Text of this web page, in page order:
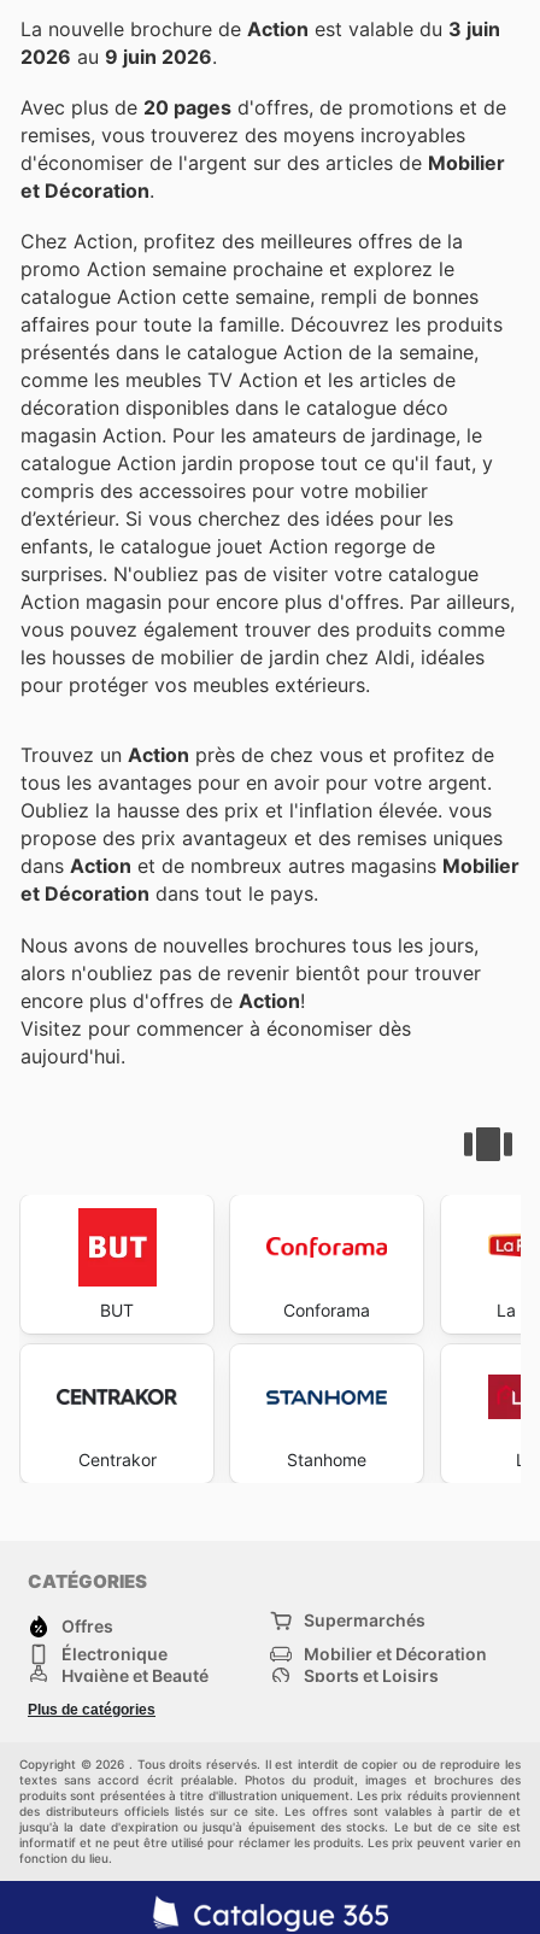
La nouvelle brochure de Action est valable du 3 juin
2026 au 9 juin 2026.
Avec plus de 20 pages d'offres, de promotions et de
remises, vous trouverez des moyens incroyables
d'économiser de l'argent sur des articles de Mobilier
et Décoration.
Chez Action, profitez des meilleures offres de la
promo Action semaine prochaine et explorez le
catalogue Action cette semaine, rempli de bonnes
affaires pour toute la famille. Découvrez les produits
présentés dans le catalogue Action de la semaine,
comme les meubles TV Action et les articles de
décoration disponibles dans le catalogue déco
magasin Action. Pour les amateurs de jardinage, le
catalogue Action jardin propose tout ce qu'il faut, y
compris des accessoires pour votre mobilier
d’extérieur. Si vous cherchez des idées pour les
enfants, le catalogue jouet Action regorge de
surprises. N'oubliez pas de visiter votre catalogue
Action magasin pour encore plus d'offres. Par ailleurs,
vous pouvez également trouver des produits comme
les housses de mobilier de jardin chez Aldi, idéales
pour protéger vos meubles extérieurs.
Trouvez un Action près de chez vous et profitez de
tous les avantages pour en avoir pour votre argent.
Oubliez la hausse des prix et l'inflation élevée. vous
propose des prix avantageux et des remises uniques
dans Action et de nombreux autres magasins Mobilier
et Décoration dans tout le pays.
Nous avons de nouvelles brochures tous les jours,
alors n'oubliez pas de revenir bientôt pour trouver
encore plus d'offres de Action!
Visitez pour commencer à économiser dès
aujourd'hui.
BUT
Centrakor
Conforama
Stanhome
La
CATÉGORIES
Offres
Supermarchés
Électronique
Mobilier et Décoration
Hygiène et Beauté
Sports et Loisirs
Mode
Bricolage, jardin et
Plus de catégories
Copyright © 2026 . Tous droits réservés. Il est interdit de copier ou de reproduire les
textes sans accord écrit préalable. Photos du produit, images et brochures des
produits sont présentées à titre d'illustration uniquement. Les prix réduits proviennent
des distributeurs officiels listés sur ce site. Les offres sont valables à partir de et
jusqu'à la date d'expiration ou jusqu'à épuisement des stocks. Le but de ce site est
informatif et ne peut être utilisé pour réclamer les produits. Les prix peuvent varier en
fonction du lieu.